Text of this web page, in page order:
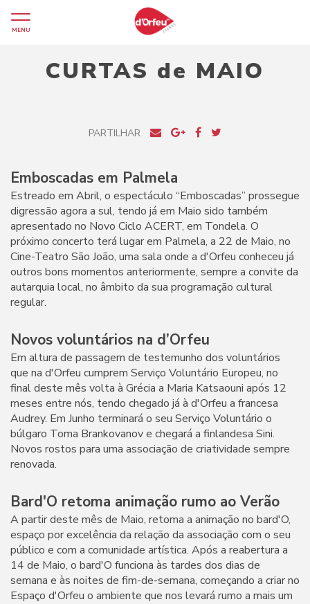
MENU
CURTAS de MAIO
PARTILHAR
Emboscadas em Palmela
Estreado em Abril, o espectáculo “Emboscadas” prossegue
digressão agora a sul, tendo já em Maio sido também
apresentado no Novo Ciclo ACERT, em Tondela. O
próximo concerto terá lugar em Palmela, a 22 de Maio, no
Cine-Teatro São João, uma sala onde a d'Orfeu conheceu já
outros bons momentos anteriormente, sempre a convite da
autarquia local, no âmbito da sua programação cultural
regular.
Novos voluntários na d’Orfeu
Em altura de passagem de testemunho dos voluntários
que na d'Orfeu cumprem Serviço Voluntário Europeu, no
final deste mês volta à Grécia a Maria Katsaouni após 12
meses entre nós, tendo chegado já à d'Orfeu a francesa
Audrey. Em Junho terminará o seu Serviço Voluntário o
búlgaro Toma Brankovanov e chegará a finlandesa Sini.
Novos rostos para uma associação de criatividade sempre
renovada.
Bard'O retoma animação rumo ao Verão
A partir deste mês de Maio, retoma a animação no bard'O,
espaço por excelência da relação da associação com o seu
público e com a comunidade artística. Após a reabertura a
14 de Maio, o bard'O funciona às tardes dos dias de
semana e às noites de fim-de-semana, começando a criar no
Espaço d'Orfeu o ambiente que nos levará rumo a mais um